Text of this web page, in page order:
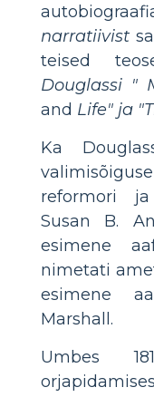
narratiivist
teised
Douglassi "
and Life" ja
Ka
reformori
Susan B.
esimene
nimetati
esimene
Marshall.
Umbes